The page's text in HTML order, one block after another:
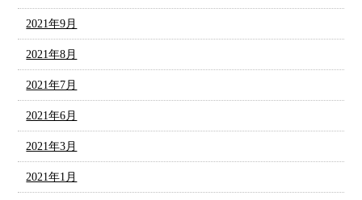
2021年9月
2021年8月
2021年7月
2021年6月
2021年3月
2021年1月